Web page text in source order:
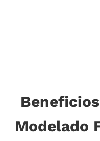
Modelado